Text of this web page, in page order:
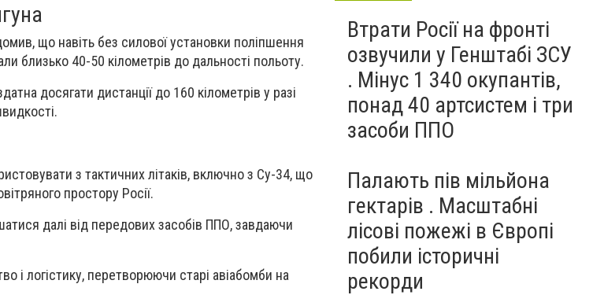
що навіть без силової установки поліпшення
близько 40-50 кілометрів до дальності польоту.
досягати дистанції до 160 кілометрів у разі
з тактичних літаків, включно з Су-34, що
простору Росії.
далі від передових засобів ППО, завдаючи
і логістику, перетворюючи старі авіабомби на
Втрати Росії на фронті
озвучили у Генштабі ЗСУ
. Мінус 1 340 окупантів,
понад 40 артсистем і три
засоби ППО
Палають пів мільйона
гектарів . Масштабні
лісові пожежі в Європі
побили історичні
рекорди